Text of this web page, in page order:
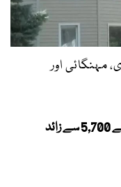
مہنگائی اور
نیویارک: 2-K پروگرام کیلئے 5,700 سے زائد